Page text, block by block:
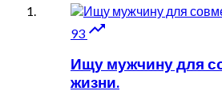
93 
Ищу мужчину для
жизни.